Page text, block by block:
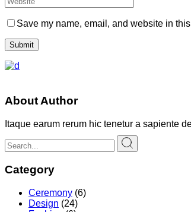
Save my name, email, and website in
Submit
About Author
Itaque earum rerum hic tenetur a sapiente
Category
Ceremony (6)
Design (24)